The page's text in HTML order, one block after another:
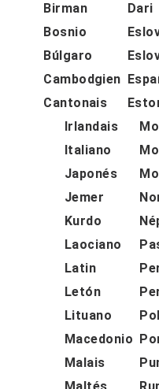
Birman
Bosnio
Búlgaro
Cambodgien
Cantonais
Dari
Irlandais
Italiano
Japonés
Jemer
Kurdo
Laociano
Latin
Letón
Lituano
Macedonio
Malais